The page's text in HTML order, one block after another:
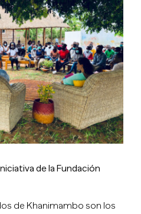
de la Fundación
de Khanimambo son los